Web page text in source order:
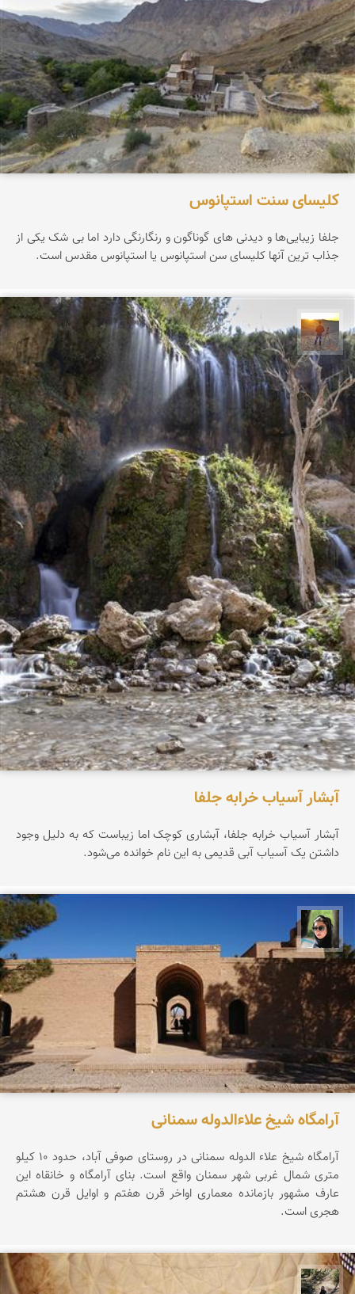
کلیسای سنت استپانوس
جلفا زیبایی‌ها و دیدنی های گوناگون و رنگارنگی دارد اما بی شک یکی از
جذاب ترین آنها کلیسای سن استپانوس یا استپانوس مقدس است.
مهدی مخلصیان
آبشار آسیاب خرابه جلفا
آبشار آسیاب خرابه جلفا، آبشاری کوچک اما زیباست که به دلیل وجود
داشتن یک آسیاب آبی قدیمی به این نام خوانده می‌شود.
سپیده اصلان
آرامگاه شیخ علاءالدوله سمنانی
آرامگاه شیخ علاء الدوله سمنانی در روستای صوفی آباد، حدود ۱۰ کیلو
متری شمال غربی شهر سمنان واقع است. بنای آرامگاه و خانقاه این
عارف مشهور بازمانده معماری اواخر قرن هفتم و اوایل قرن هشتم
هجری است.
مونا سلطانی